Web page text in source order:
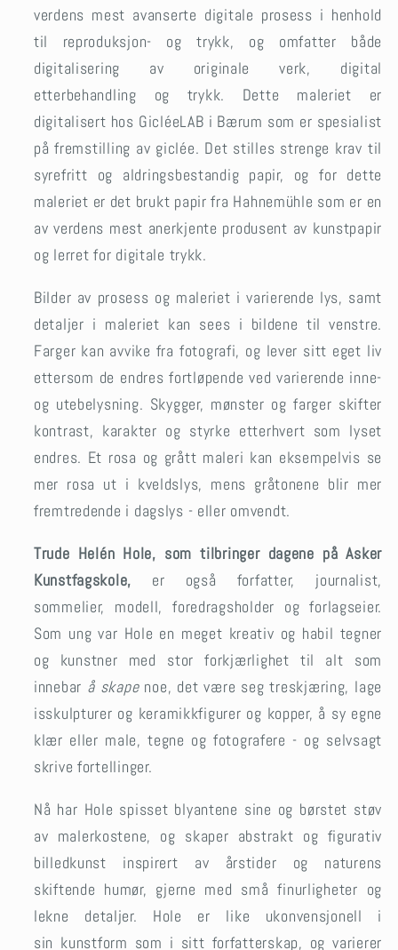
verdens mest avanserte digitale prosess i henhold
til reproduksjon- og trykk, og omfatter både
digitalisering av originale verk, digital
etterbehandling og trykk. Dette maleriet er
digitalisert hos GicléeLAB i Bærum som er spesialist
på fremstilling av giclée. Det stilles strenge krav til
syrefritt og aldringsbestandig papir, og for dette
maleriet er det brukt papir fra Hahnemühle som er en
av verdens mest anerkjente produsent av kunstpapir
og lerret for digitale trykk.
Bilder av prosess og maleriet i varierende lys, samt
detaljer i maleriet kan sees i bildene til venstre.
Farger kan avvike fra fotografi, og lever sitt eget liv
ettersom de endres fortløpende ved varierende inne-
og utebelysning. Skygger, mønster og farger skifter
kontrast, karakter og styrke etterhvert som lyset
endres. Et rosa og grått maleri kan eksempelvis se
mer rosa ut i kveldslys, mens gråtonene blir mer
fremtredende i dagslys - eller omvendt.
Trude Helén Hole, som tilbringer dagene på Asker
Kunstfagskole, er også forfatter, journalist,
sommelier, modell, foredragsholder og forlagseier.
Som ung var Hole en meget kreativ og habil tegner
og kunstner med stor forkjærlighet til alt som
innebar å skapenoe, det være seg treskjæring, lage
isskulpturer og keramikkfigurer og kopper, å sy egne
klær eller male, tegne og fotografere - og selvsagt
skrive fortellinger.
Nå har Hole spisset blyantene sine og børstet støv
av malerkostene, og skaper abstrakt og figurativ
billedkunst inspirert av årstider og naturens
skiftende humør, gjerne med små finurligheter og
lekne detaljer. Hole er like ukonvensjonell i
sin kunstform som i sitt forfatterskap, og varierer